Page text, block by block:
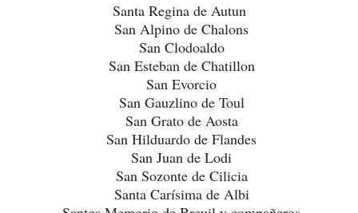
Santa Regina de Autun
San Alpino de Chalons
San Clodoaldo
San Esteban de Chatillon
San Evorcio
San Gauzlino de Toul
San Grato de Aosta
San Hilduardo de Flandes
San Juan de Lodi
San Sozonte de Cilicia
Santa Carísima de Albi